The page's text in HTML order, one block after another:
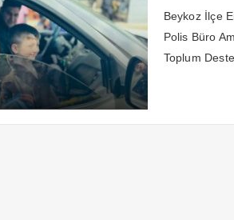
Güvenli
Beykoz İlçe
Polis Büro
Toplum